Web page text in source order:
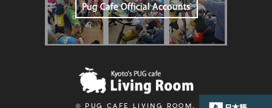
© PUG CAFE LIVING ROOM.